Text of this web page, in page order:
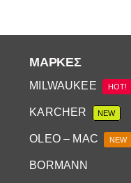
ΜΆΡΚΕΣ
MILWAUKEE HOT!
KARCHER NEW
OLEO – MAC NEW
BORMANN